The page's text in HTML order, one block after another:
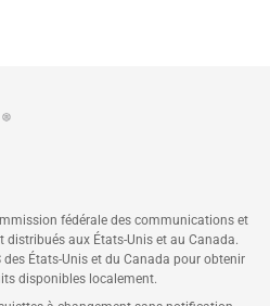
fédérale des communications et
distribués aux États-Unis et au Canada.
des États-Unis et du Canada pour obtenir
disponibles localement.